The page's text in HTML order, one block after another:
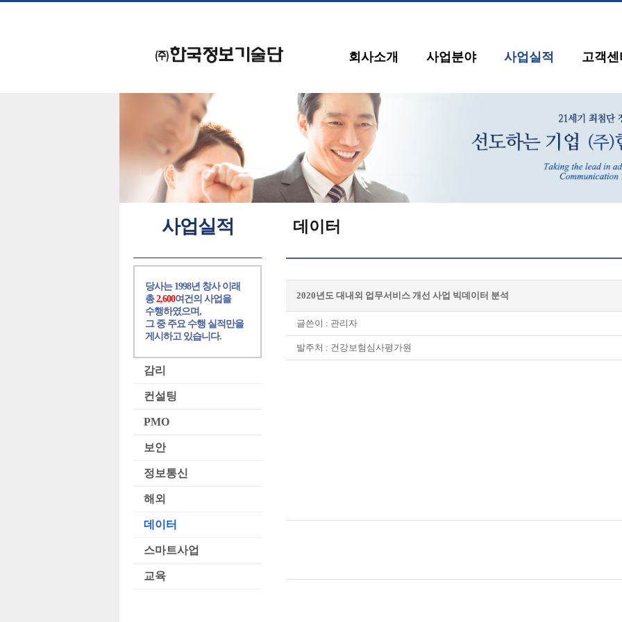
회사소개 사업분야 사업실적 고객센
데이터
2020년도 대내외 업무서비스 개선 사업 빅데이터 분석
글쓴이 : 관리자
발주처 : 건강보험심사평가원
사업실적
당사는 1998년 창사 이래
총2,600여건의 사업을
수행하였으며,
그 중 주요 수행 실적만을
게시하고 있습니다.
감리
컨설팅
PMO
보안
정보통신
해외
데이터
스마트사업
교육